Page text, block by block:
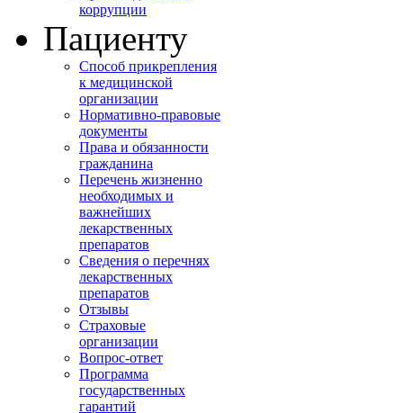
коррупции
Пациенту
Способ прикрепления
к медицинской
организации
Нормативно-правовые
документы
Права и обязанности
гражданина
Перечень жизненно
необходимых и
важнейших
лекарственных
препаратов
Сведения о перечнях
лекарственных
препаратов
Отзывы
Страховые
организации
Вопрос-ответ
Программа
государственных
гарантий